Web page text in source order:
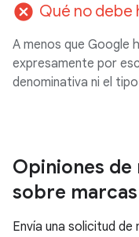
cancel Qué no debe
A menos que Google
expresamente por
denominativa ni el
Opiniones
sobre marcas
Envía una solicitud